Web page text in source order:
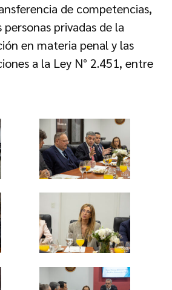
de competencias,
privadas de la
en materia penal y las
a la Ley N° 2.451, entre